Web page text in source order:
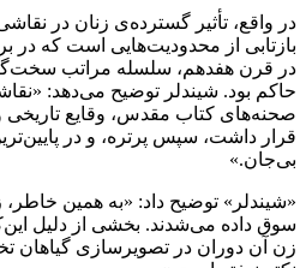
در واقع، تأثیر گسترده‌ی زنان در
بازتابی از محدودیت‌هایی است که در
در قرن هفدهم، سلسله‌ مراتب
حاکم بود. شیندلر توضیح می‌دهد:
صحنه‌های کتاب مقدس، وقایع تاریخی
قرار داشت، سپس پرتره، و در
بی‌جان.»
«شیندلر» توضیح داد: «به همین خاطر،
سوق داده می‌شدند. بخشی از دلیل
زن آن دوران در تصویرسازی گیاهان